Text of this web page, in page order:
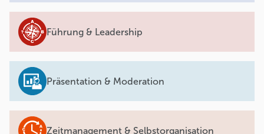
Führung & Leadership
Präsentation & Moderation
Zeitmanagement & Selbstorganisation